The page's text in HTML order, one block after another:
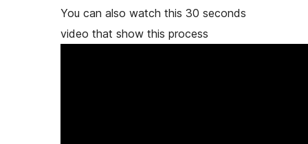
You can also watch this 30 seconds
video that show this process